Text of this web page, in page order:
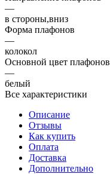
—
в стороны,вниз
Форма плафонов
—
колокол
Основной цвет плафонов
—
белый
Все характеристики
Описание
Отзывы
Как купить
Оплата
Доставка
Дополнительно